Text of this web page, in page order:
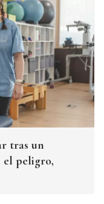
tras un
el peligro,